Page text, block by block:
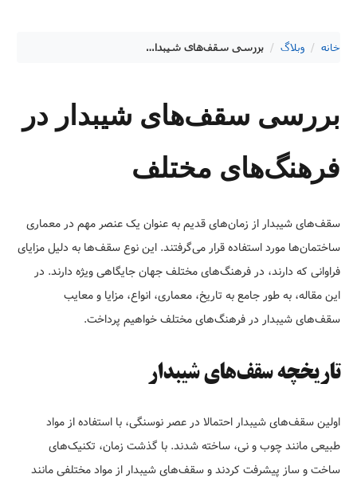
خانه / وبلاگ / بررسی سقف‌های شیبدار در فرهنگ‌های مختلف
بررسی سقف‌های شیبدار در
فرهنگ‌های مختلف
سقف‌های شیبدار از زمان‌های قدیم به عنوان یک عنصر مهم در معماری
ساختمان‌ها مورد استفاده قرار می‌گرفتند. این نوع سقف‌ها به دلیل مزایای
فراوانی که دارند، در فرهنگ‌های مختلف جهان جایگاهی ویژه دارند. در
این مقاله، به طور جامع به تاریخ، معماری، انواع، مزایا و معایب
سقف‌های شیبدار در فرهنگ‌های مختلف خواهیم پرداخت.
تاریخچه سقف‌های شیبدار
اولین سقف‌های شیبدار احتمالا در عصر نوسنگی، با استفاده از مواد
طبیعی مانند چوب و نی، ساخته شدند. با گذشت زمان، تکنیک‌های
ساخت و ساز پیشرفت کردند و سقف‌های شیبدار از مواد مختلفی مانند